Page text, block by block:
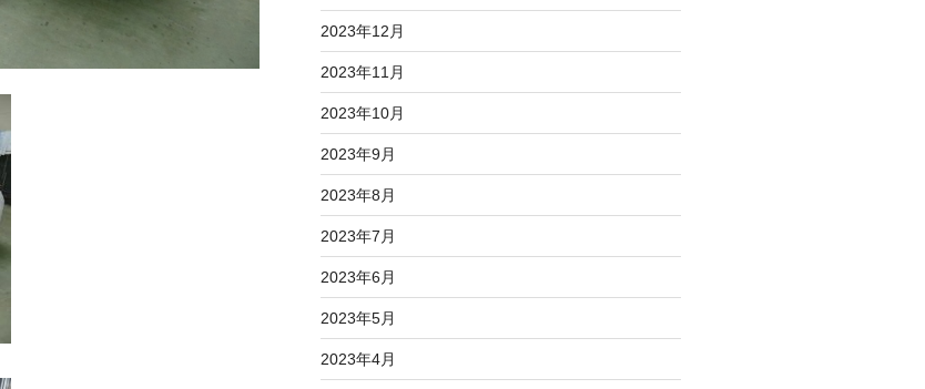
2023年12月
2023年11月
2023年10月
2023年9月
2023年8月
2023年7月
2023年6月
2023年5月
2023年4月